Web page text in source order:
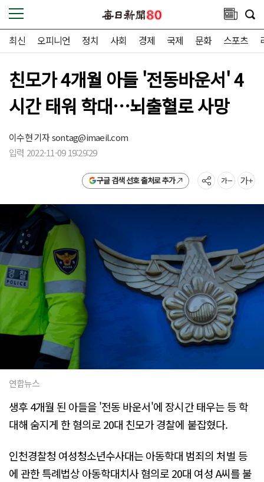
최신 오피니언 정치 사회 경제 국제 문화 스포츠
친모가 4개월 아들 '전동바운서' 4
시간 태워 학대…뇌출혈로 사망
이수현 기자sontag@imaeil.com
입력 2022-11-09 19:29:29
구글 검색 선호 출처로 추가
연합뉴스
생후 4개월 된 아들을 '전동 바운서'에 장시간 태우는 등 학
대해 숨지게 한 혐의로 20대 친모가 경찰에 붙잡혔다.
인천경찰청 여성청소년수사대는 아동학대 범죄의 처벌 등
에 관한 특례법상 아동학대치사 혐의로 20대 여성 A씨를 불